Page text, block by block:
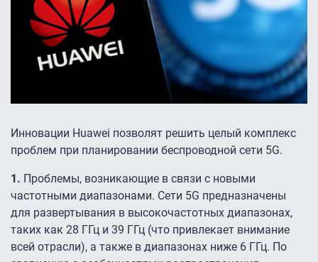
Инновации Huawei позволят решить целый комплекс
проблем при планировании беспроводной сети 5G.
1. Проблемы, возникающие в связи с новыми
частотными диапазонами. Сети 5G предназначены
для развертывания в высокочастотных диапазонах,
таких как 28 ГГц и 39 ГГц (что привлекает внимание
всей отрасли), а также в диапазонах ниже 6 ГГц. По